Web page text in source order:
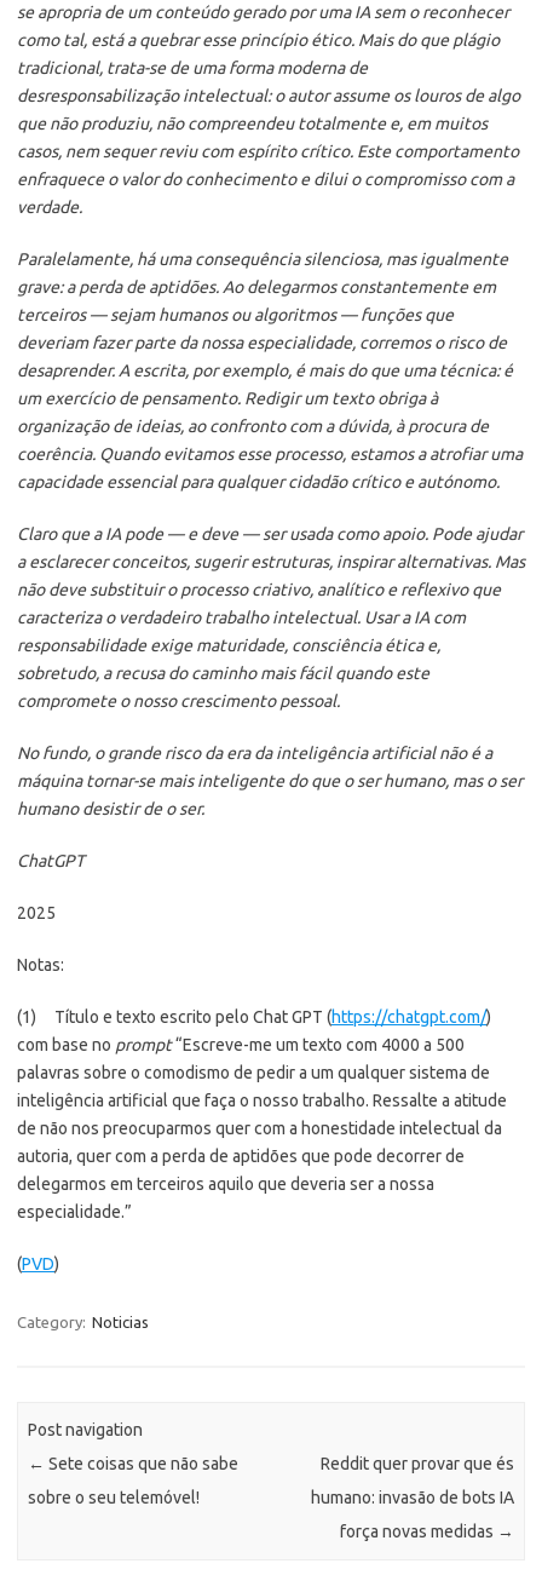
se apropria de um conteúdo gerado por uma IA sem o reconhecer
como tal, está a quebrar esse princípio ético. Mais do que plágio
tradicional, trata-se de uma forma moderna de
desresponsabilização intelectual: o autor assume os louros de algo
que não produziu, não compreendeu totalmente e, em muitos
casos, nem sequer reviu com espírito crítico. Este comportamento
enfraquece o valor do conhecimento e dilui o compromisso com a
verdade.
Paralelamente, há uma consequência silenciosa, mas igualmente
grave: a perda de aptidões. Ao delegarmos constantemente em
terceiros — sejam humanos ou algoritmos — funções que
deveriam fazer parte da nossa especialidade, corremos o risco de
desaprender. A escrita, por exemplo, é mais do que uma técnica: é
um exercício de pensamento. Redigir um texto obriga à
organização de ideias, ao confronto com a dúvida, à procura de
coerência. Quando evitamos esse processo, estamos a atrofiar uma
capacidade essencial para qualquer cidadão crítico e autónomo.
Claro que a IA pode — e deve — ser usada como apoio. Pode ajudar
a esclarecer conceitos, sugerir estruturas, inspirar alternativas. Mas
não deve substituir o processo criativo, analítico e reflexivo que
caracteriza o verdadeiro trabalho intelectual. Usar a IA com
responsabilidade exige maturidade, consciência ética e,
sobretudo, a recusa do caminho mais fácil quando este
compromete o nosso crescimento pessoal.
No fundo, o grande risco da era da inteligência artificial não é a
máquina tornar-se mais inteligente do que o ser humano, mas o ser
humano desistir de o ser.
ChatGPT
2025
Notas:
(1) Título e texto escrito pelo Chat GPT (https://chatgpt.com/)
com base no prompt“Escreve-me um texto com 4000 a 500
palavras sobre o comodismo de pedir a um qualquer sistema de
inteligência artificial que faça o nosso trabalho. Ressalte a atitude
de não nos preocuparmos quer com a honestidade intelectual da
autoria, quer com a perda de aptidões que pode decorrer de
delegarmos em terceiros aquilo que deveria ser a nossa
especialidade.”
(PVD)
Category: Noticias
Post navigation
← Sete coisas que não sabe
sobre o seu telemóvel!
Reddit quer provar que és
humano: invasão de bots IA
força novas medidas →